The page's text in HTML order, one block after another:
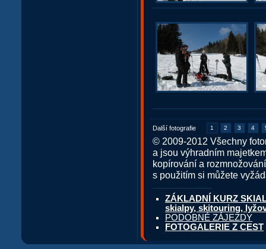
Další fotografie 1 2 3 4
© 2009-2012 Všechny
a jsou výhradním
kopírování a
s použitím si můžete
ZÁKLADNÍ KURZ
skialpy, skitouring,
PODOBNÉ ZÁJEZDY
FOTOGALERIE Z CEST